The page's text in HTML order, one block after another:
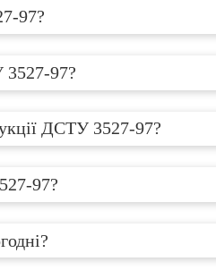
97?
3527-97?
ДСТУ 3527-97?
97?